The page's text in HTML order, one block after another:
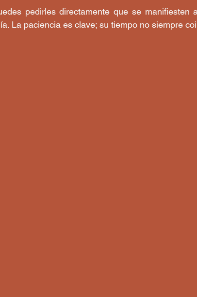
pedirles directamente que se manifiesten
La paciencia es clave; su tiempo no siempre